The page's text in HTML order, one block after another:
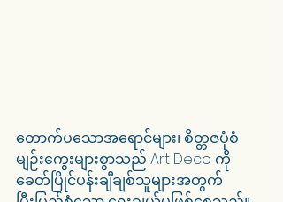
တောက်ပသောအရောင်များ၊ စိတ္တဇပုံစံ
မျဉ်းကွေးများစွာသည် Art Deco ကို
ခေတ်ပြိုင်ပန်းချီချစ်သူများအတွက်